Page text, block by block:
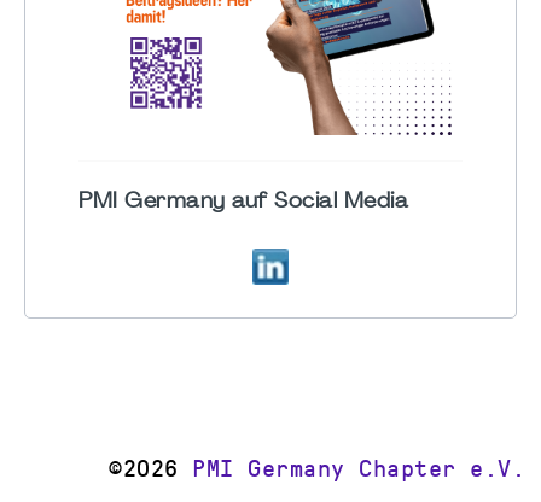
PMI Germany auf Social Media
©2026 PMI Germany Chapter e.V.